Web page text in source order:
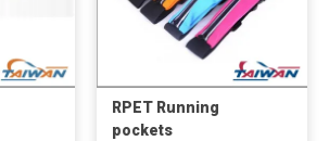
RPET Running
pockets